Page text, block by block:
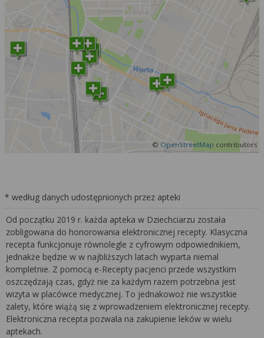
© OpenStreetMap contributors
* według danych udostępnionych przez apteki
Od początku 2019 r. każda apteka w Dziechciarzu została
zobligowana do honorowania elektronicznej recepty. Klasyczna
recepta funkcjonuje równolegle z cyfrowym odpowiednikiem,
jednakże będzie w w najbliższych latach wyparta niemal
kompletnie. Z pomocą e-Recepty pacjenci przede wszystkim
oszczędzają czas, gdyż nie za każdym razem potrzebna jest
wizyta w placówce medycznej. To jednakowoż nie wszystkie
zalety, które wiążą się z wprowadzeniem elektronicznej recepty.
Elektroniczna recepta pozwala na zakupienie leków w wielu
aptekach.